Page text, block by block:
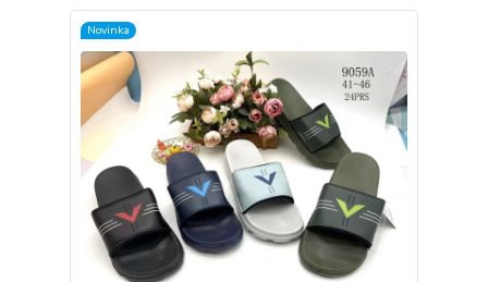
Novinka